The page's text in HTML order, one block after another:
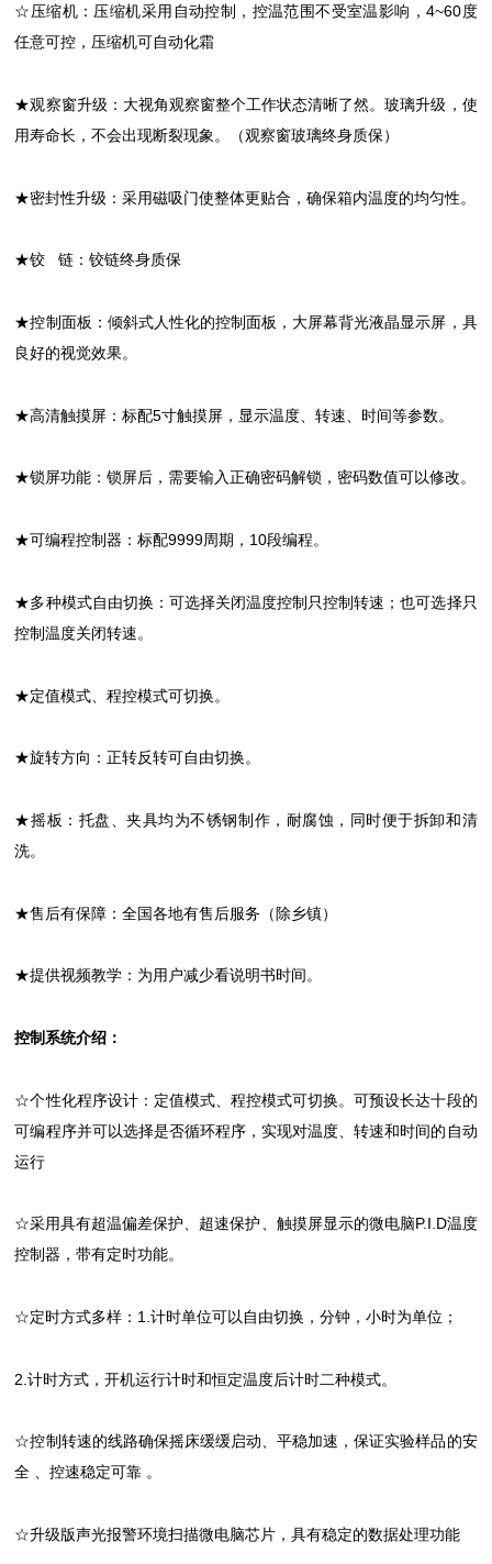
☆压缩机：压缩机采用自动控制，控温范围不受室温影响，4~60度
任意可控，压缩机可自动化霜
★观察窗升级：大视角观察窗整个工作状态清晰了然。玻璃升级，使
用寿命长，不会出现断裂现象。（观察窗玻璃终身质保）
★密封性升级：采用磁吸门使整体更贴合，确保箱内温度的均匀性。
★铰 链：铰链终身质保
★控制面板：倾斜式人性化的控制面板，大屏幕背光液晶显示屏，具
良好的视觉效果。
★高清触摸屏：标配5寸触摸屏，显示温度、转速、时间等参数。
★锁屏功能：锁屏后，需要输入正确密码解锁，密码数值可以修改。
★可编程控制器：标配9999周期，10段编程。
★多种模式自由切换：可选择关闭温度控制只控制转速；也可选择只
控制温度关闭转速。
★定值模式、程控模式可切换。
★旋转方向：正转反转可自由切换。
★摇板：托盘、夹具均为不锈钢制作，耐腐蚀，同时便于拆卸和清
洗。
★售后有保障：全国各地有售后服务（除乡镇）
★提供视频教学：为用户减少看说明书时间。
控制系统介绍：
☆个性化程序设计：定值模式、程控模式可切换。可预设长达十段的
可编程序并可以选择是否循环程序，实现对温度、转速和时间的自动
运行
☆采用具有超温偏差保护、超速保护、触摸屏显示的微电脑P.I.D温度
控制器，带有定时功能。
☆定时方式多样：1.计时单位可以自由切换，分钟，小时为单位；
2.计时方式，开机运行计时和恒定温度后计时二种模式。
☆控制转速的线路确保摇床缓缓启动、平稳加速，保证实验样品的安
全 、控速稳定可靠 。
☆升级版声光报警环境扫描微电脑芯片，具有稳定的数据处理功能